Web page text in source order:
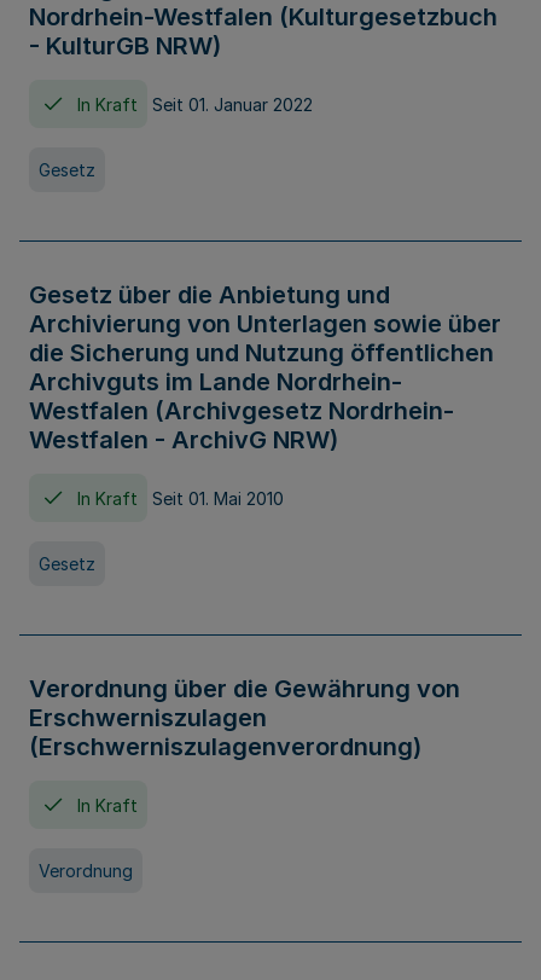
Nordrhein-Westfalen (Kulturgesetzbuch
- KulturGB NRW)
In Kraft Seit 01. Januar 2022
Gesetz
Gesetz über die Anbietung und
Archivierung von Unterlagen sowie über
die Sicherung und Nutzung öffentlichen
Archivguts im Lande Nordrhein-
Westfalen (Archivgesetz Nordrhein-
Westfalen - ArchivG NRW)
In Kraft Seit 01. Mai 2010
Gesetz
Verordnung über die Gewährung von
Erschwerniszulagen
(Erschwerniszulagenverordnung)
In Kraft
Verordnung